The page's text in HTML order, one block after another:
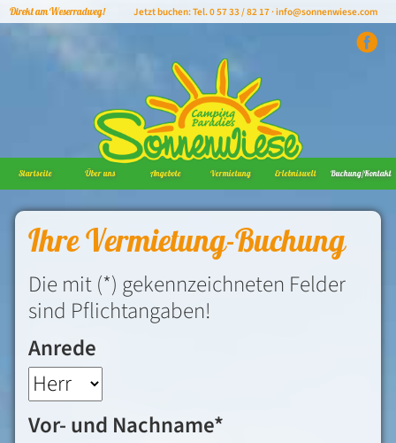
Direkt am Weserradweg! Jetzt buchen: Tel. 0 57 33 / 82 17 ·info@sonnenwiese.com
Navigation
überspringen
Startseite Über uns Angebote Vermietung Erlebniswelt Buchung/Kontakt
Ihre Vermietung-Buchung
Die mit (*) gekennzeichneten Felder
sind Pflichtangaben!
Anrede
Pflichtfeld
Vor- und Nachname*